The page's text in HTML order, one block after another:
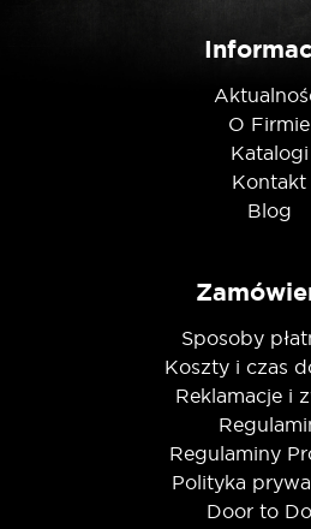
Nie jestem robotem
O Firmie
Katalogi
Kontakt
Blog
Sposoby
Koszty i czas
Reklamacje i
Regulaminy
Polityka
Door to